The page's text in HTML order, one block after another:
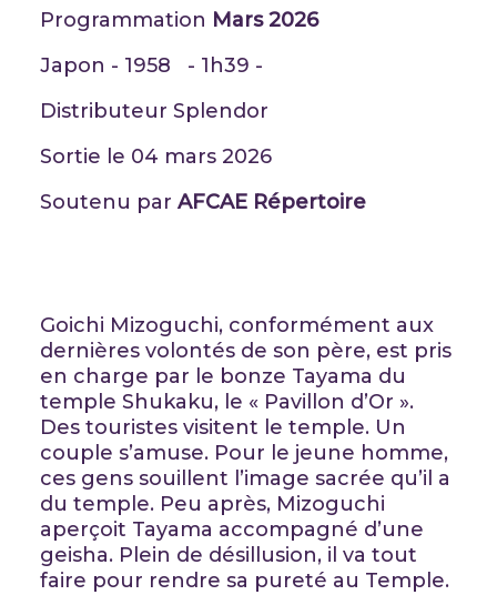
Programmation Mars 2026
Japon - 1958 - 1h39 -
Distributeur Splendor
Sortie le 04 mars 2026
Soutenu par AFCAE Répertoire
Goichi Mizoguchi, conformément aux
dernières volontés de son père, est pris
en charge par le bonze Tayama du
temple Shukaku, le « Pavillon d’Or ».
Des touristes visitent le temple. Un
couple s’amuse. Pour le jeune homme,
ces gens souillent l’image sacrée qu’il a
du temple. Peu après, Mizoguchi
aperçoit Tayama accompagné d’une
geisha. Plein de désillusion, il va tout
faire pour rendre sa pureté au Temple.